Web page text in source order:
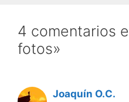
4 comentarios
fotos»
Joaquín O.C.